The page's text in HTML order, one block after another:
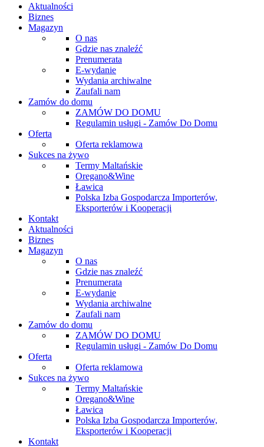
Aktualności
Biznes
Magazyn
O nas
Gdzie nas znaleźć
Prenumerata
E-wydanie
Wydania archiwalne
Zaufali nam
Zamów do domu
ZAMÓW DO DOMU
Regulamin usługi - Zamów Do Domu
Oferta
Oferta reklamowa
Sukces na żywo
Termy Maltańskie
Oregano&Wine
Ławica
Polska Izba Gospodarcza Importerów,
Eksporterów i Kooperacji
Kontakt
Aktualności
Biznes
Magazyn
O nas
Gdzie nas znaleźć
Prenumerata
E-wydanie
Wydania archiwalne
Zaufali nam
Zamów do domu
ZAMÓW DO DOMU
Regulamin usługi - Zamów Do Domu
Oferta
Oferta reklamowa
Sukces na żywo
Termy Maltańskie
Oregano&Wine
Ławica
Polska Izba Gospodarcza Importerów,
Eksporterów i Kooperacji
Kontakt